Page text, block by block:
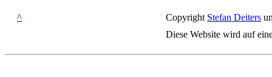
^ Copyright Stefan Deiters
Diese Website wird auf